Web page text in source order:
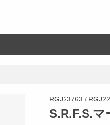
RGJ23763 /
S.R.F.S.マ